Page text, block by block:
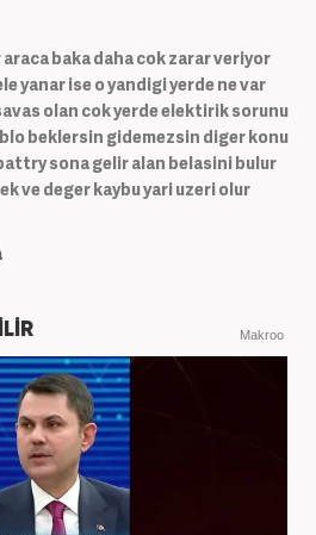
baka daha cok zarar veriyor
yanar ise o yandigi yerde ne var
olan cok yerde elektirik sorunu
beklersin gidemezsin diger konu
sona gelir alan belasini bulur
ve deger kaybu yari uzeri olur
Makroo